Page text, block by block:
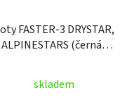
FASTER-3 DRYSTAR,
ALPINESTARS (černá/
skladem